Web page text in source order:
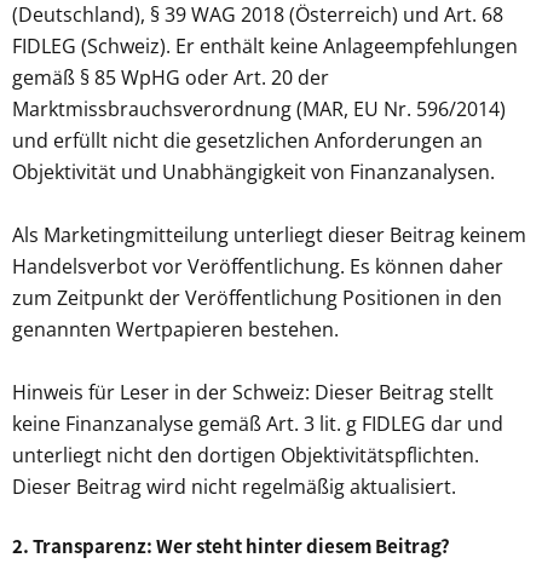
(Deutschland), § 39 WAG 2018 (Österreich) und Art. 68
FIDLEG (Schweiz). Er enthält keine Anlageempfehlungen
gemäß § 85 WpHG oder Art. 20 der
Marktmissbrauchsverordnung (MAR, EU Nr. 596/2014)
und erfüllt nicht die gesetzlichen Anforderungen an
Objektivität und Unabhängigkeit von Finanzanalysen.
Als Marketingmitteilung unterliegt dieser Beitrag keinem
Handelsverbot vor Veröffentlichung. Es können daher
zum Zeitpunkt der Veröffentlichung Positionen in den
genannten Wertpapieren bestehen.
Hinweis für Leser in der Schweiz: Dieser Beitrag stellt
keine Finanzanalyse gemäß Art. 3 lit. g FIDLEG dar und
unterliegt nicht den dortigen Objektivitätspflichten.
Dieser Beitrag wird nicht regelmäßig aktualisiert.
2. Transparenz: Wer steht hinter diesem Beitrag?